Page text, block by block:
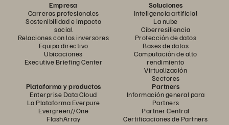
Empresa
Carreras profesionales
Sostenibilidad e impacto
social
Relaciones con los inversores
Equipo directivo
Ubicaciones
Executive Briefing Center
Soluciones
Inteligencia artificial
La nube
Ciberresiliencia
Protección de datos
Bases de datos
Computación de alto
rendimiento
Virtualización
Sectores
Plataforma y productos
Enterprise Data Cloud
La Plataforma Everpure
Evergreen//One
FlashArray
Partners
Información general para
Partners
Partner Central
Certificaciones de Partners